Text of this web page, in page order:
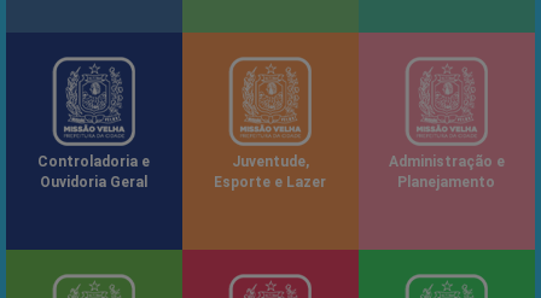
Controladoria e
Ouvidoria Geral
Juventude,
Esporte e Lazer
Administração e
Planejamento